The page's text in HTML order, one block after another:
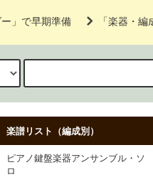
ー」で早期準備 「楽器・
楽譜リスト（編成別）
ピアノ鍵盤楽器アンサンブル・ソ
ロ